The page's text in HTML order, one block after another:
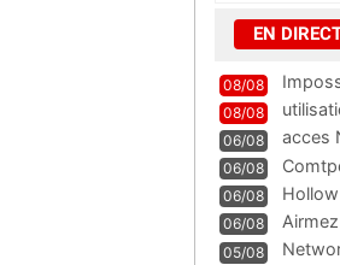
EN
08/08
08/08
06/08 acces
06/08
06/08
06/08
05/08